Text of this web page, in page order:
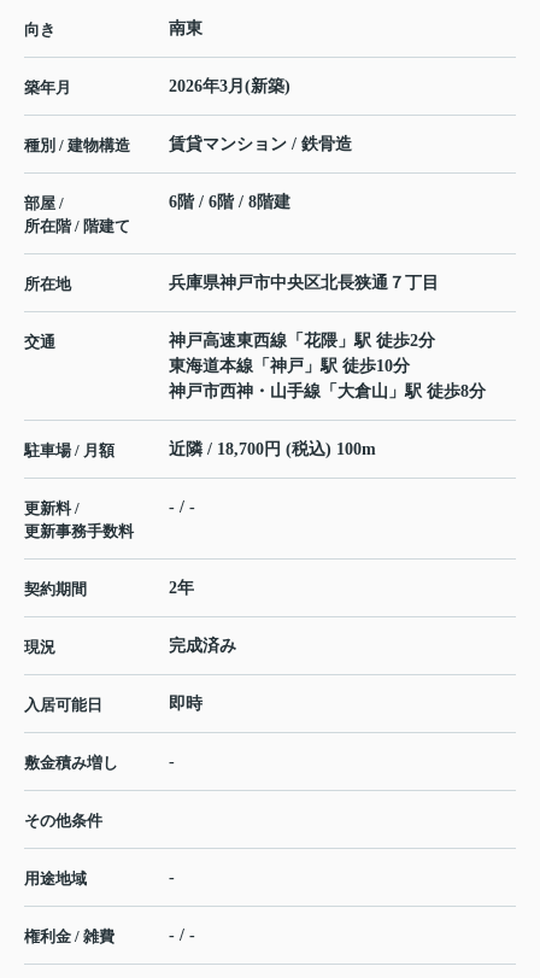
向き 南東
築年月 2026年3月(新築)
種別 / 建物構造 賃貸マンション / 鉄骨造
部屋 /
所在階 / 階建て
6階 / 6階 / 8階建
所在地 兵庫県神戸市中央区北長狭通 ７丁目
交通 神戸高速東西線 「 花隈 」駅 徒歩2分
東海道本線 「 神戸 」駅 徒歩10分
神戸市西神・山手線 「 大倉山 」駅 徒歩8分
駐車場 / 月額 近隣 / 18,700円 (税込) 100m
更新料 /
更新事務手数料
- / -
契約期間 2年
現況 完成済み
入居可能日 即時
敷金積み増し -
その他条件
用途地域 -
権利金 / 雑費 - / -